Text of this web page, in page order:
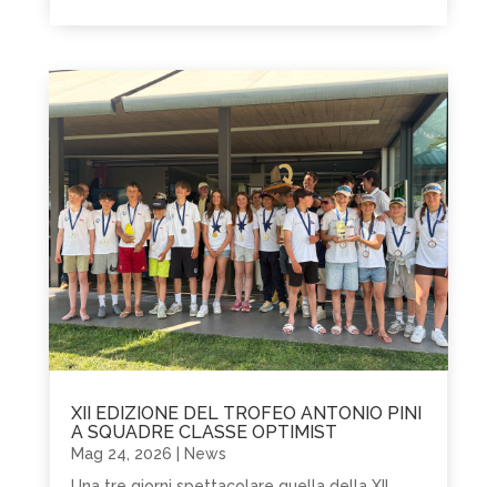
XII EDIZIONE DEL TROFEO ANTONIO PINI
A SQUADRE CLASSE OPTIMIST
Mag 24, 2026
News